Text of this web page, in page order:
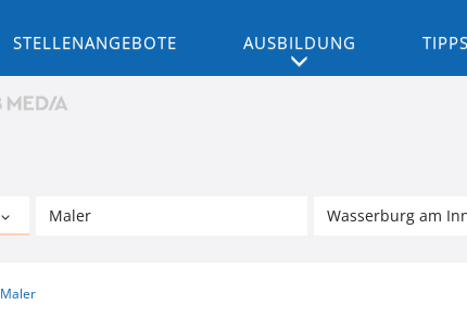
STELLENANGEBOTE AUSBILDUNG
Maler